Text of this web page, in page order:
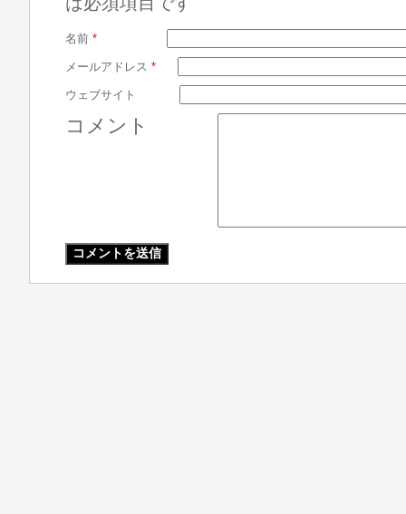
名前 *
メールアドレス *
ウェブサイト
コメント